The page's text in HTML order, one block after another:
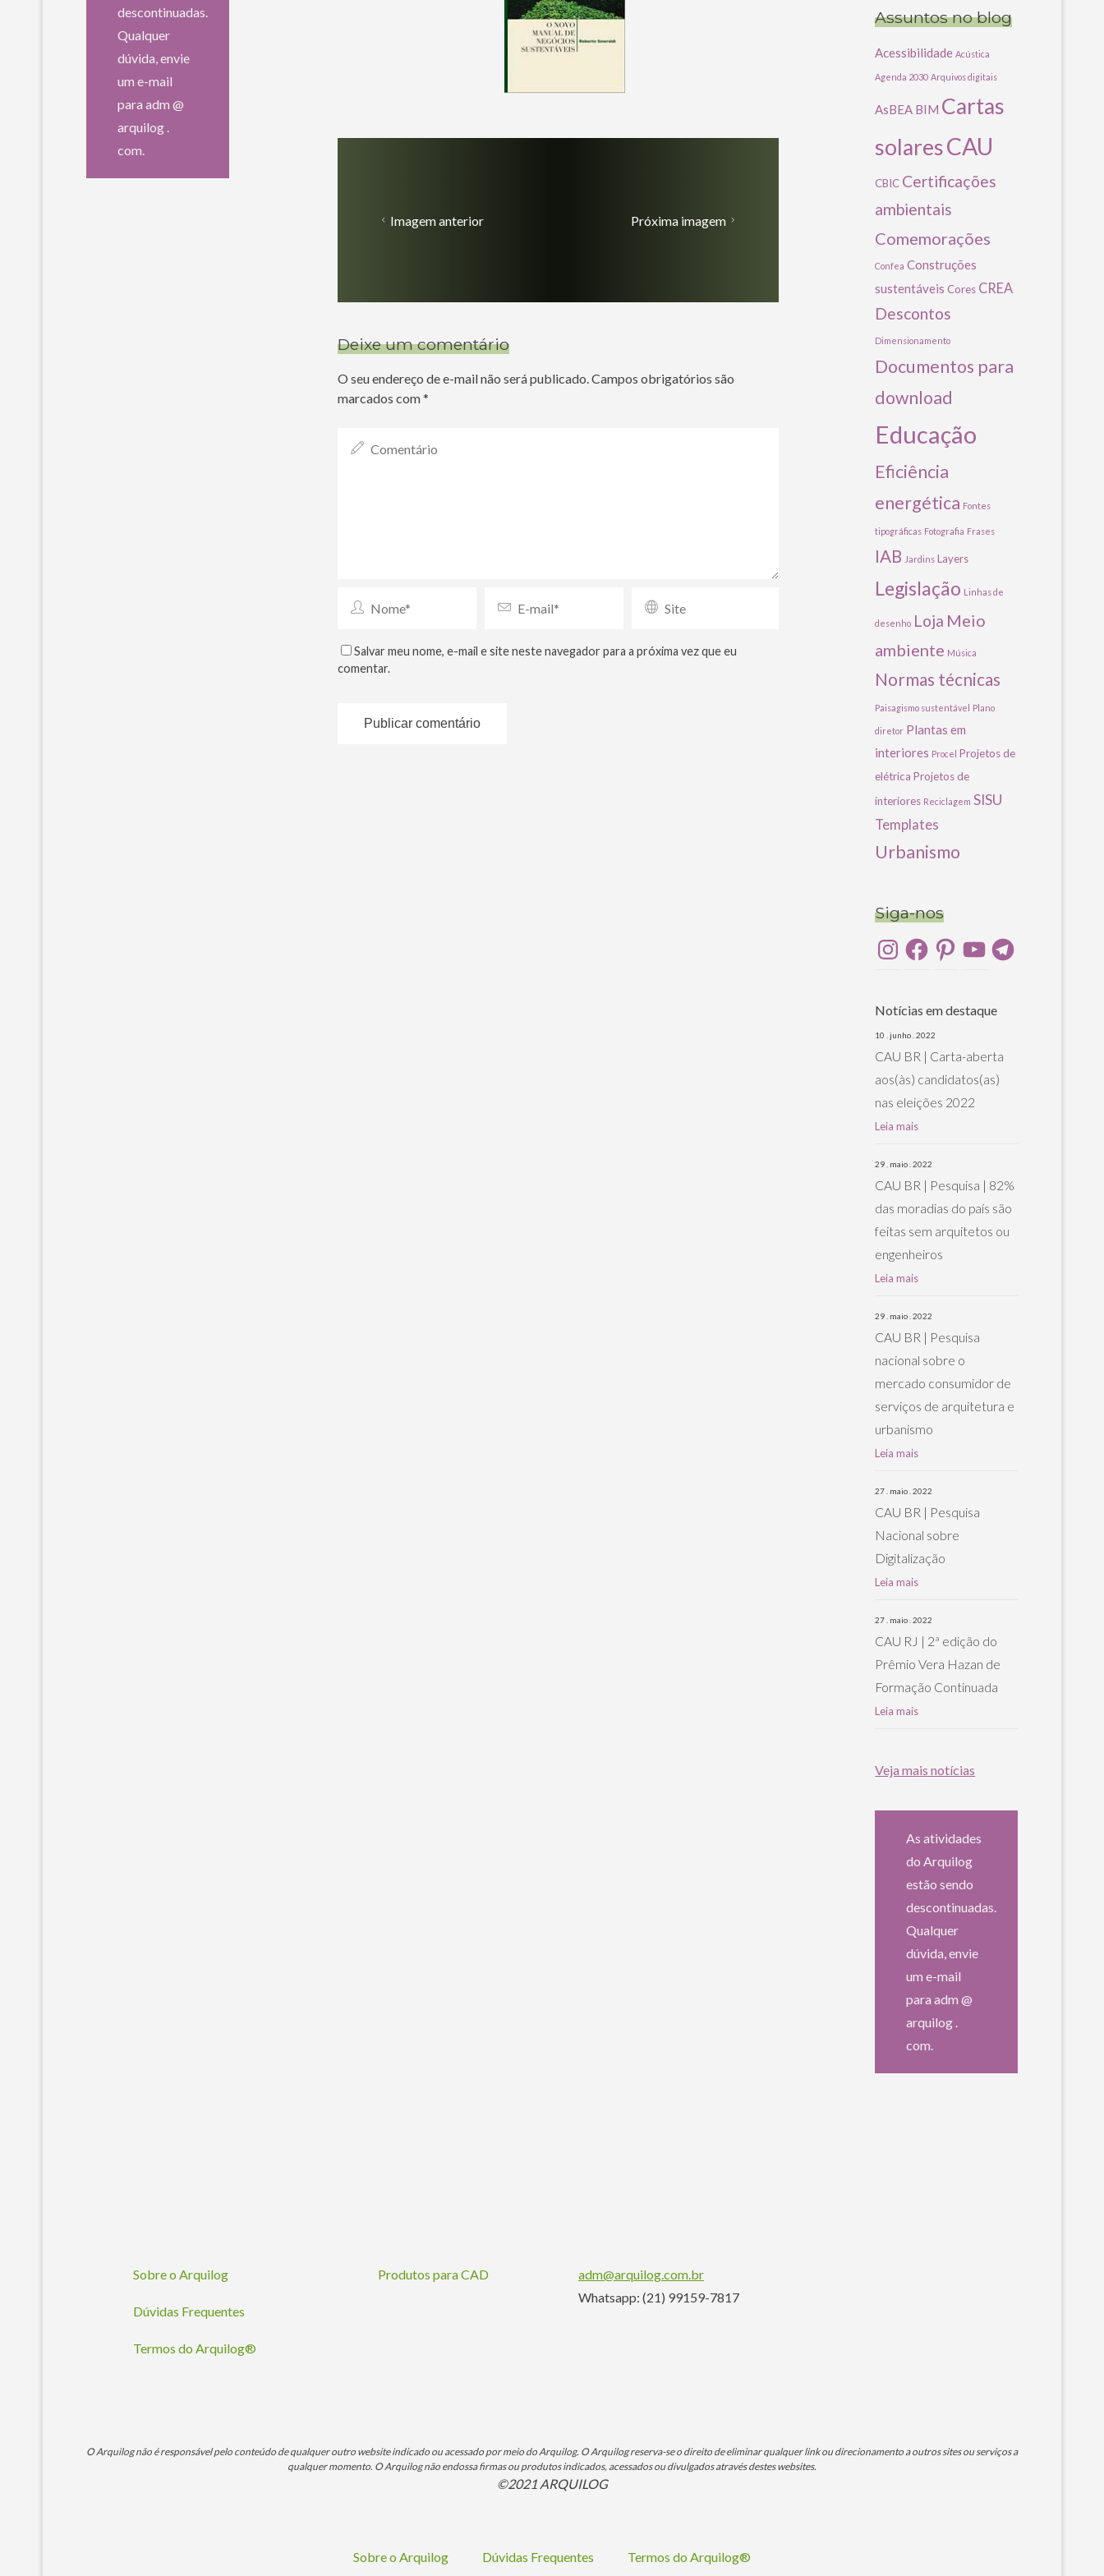
Imagem anterior Próxima imagem
Deixe um comentário
O seu endereço de e-mail não será publicado. Campos obrigatórios são
marcados com*
Salvar meu nome, e-mail e site neste navegador para a próxima vez que eu
comentar.
descontinuadas.
Qualquer
dúvida, envie
um e-mail
para adm @
arquilog .
com.
Assuntos no blog
Acessibilidade Acústica
Agenda 2030 Arquivos digitais
AsBEA BIM Cartas
solaresCAU
CBIC Certificações
ambientais
Comemorações
Confea Construções
sustentáveis Cores CREA
Descontos
Dimensionamento
Documentos para
download
Educação
Eficiência
energética Fontes
tipográficas Fotografia Frases
IAB Jardins Layers
Legislação Linhas de
desenho Loja Meio
ambiente Música
Normas técnicas
Paisagismo sustentável Plano
diretor Plantas em
interiores Procel Projetos de
elétrica Projetos de
interiores Reciclagem SISU
Templates
Urbanismo
Siga-nos
InstagramFacebookPinterestYouTubeTelegram
Notícias em destaque
10 . junho . 2022
CAU BR | Carta-aberta
aos(às) candidatos(as)
nas eleições 2022
Leia mais
29 . maio . 2022
CAU BR | Pesquisa | 82%
das moradias do país são
feitas sem arquitetos ou
engenheiros
Leia mais
29 . maio . 2022
CAU BR | Pesquisa
nacional sobre o
mercado consumidor de
serviços de arquitetura e
urbanismo
Leia mais
27 . maio . 2022
CAU BR | Pesquisa
Nacional sobre
Digitalização
Leia mais
27 . maio . 2022
CAU RJ | 2ª edição do
Prêmio Vera Hazan de
Formação Continuada
Leia mais
Veja mais notícias
As atividades
do Arquilog
estão sendo
descontinuadas.
Qualquer
dúvida, envie
um e-mail
para adm @
arquilog .
com.
Sobre o Arquilog
Dúvidas Frequentes
Termos do Arquilog®
Produtos para CAD
adm@arquilog.com.br
Whatsapp: (21) 99159-7817
O Arquilog não é responsável pelo conteúdo de qualquer outro website indicado ou acessado por meio do Arquilog. O Arquilog reserva-se o direito de eliminar qualquer link ou direcionamento a outros sites ou serviços a
qualquer momento. O Arquilog não endossa firmas ou produtos indicados, acessados ou divulgados através destes websites.
©2021 ARQUILOG
Sobre o Arquilog Dúvidas Frequentes Termos do Arquilog®